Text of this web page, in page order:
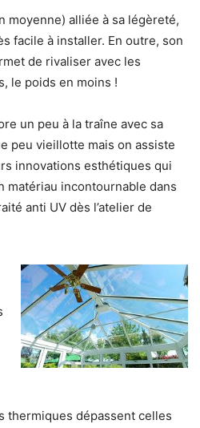
moyenne) alliée à sa légèreté,
facile à installer. En outre, son
de rivaliser avec les
le poids en moins !
un peu à la traîne avec sa
peu vieillotte mais on assiste
innovations esthétiques qui
matériau incontournable dans
anti UV dès l’atelier de
thermiques dépassent celles